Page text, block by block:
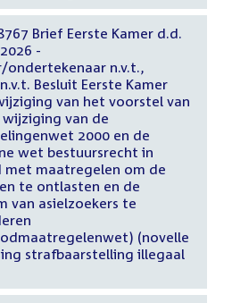
Brief Eerste Kamer d.d.
-
ondertekenaar n.v.t.,
Besluit Eerste Kamer
van het voorstel van
van de
2000 en de
wet bestuursrecht in
met maatregelen om de
te ontlasten en de
van asielzoekers te
(novelle
strafbaarstelling illegaal